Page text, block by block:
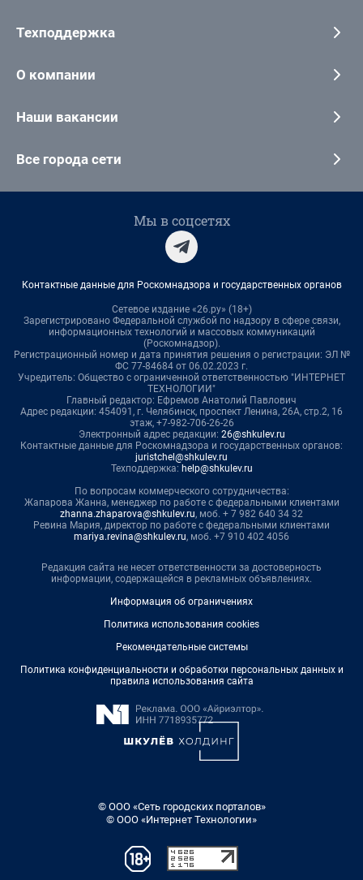
Техподдержка
О компании
Наши вакансии
Все города сети
Мы в соцсетях
Контактные данные для Роскомнадзора и государственных органов
Сетевое издание «26.ру» (18+)
Зарегистрировано Федеральной службой по надзору в сфере связи,
информационных технологий и массовых коммуникаций
(Роскомнадзор).
Регистрационный номер и дата принятия решения о регистрации: ЭЛ №
ФС 77-84684 от 06.02.2023 г.
Учредитель: Общество с ограниченной ответственностью "ИНТЕРНЕТ
ТЕХНОЛОГИИ"
Главный редактор: Ефремов Анатолий Павлович
Адрес редакции: 454091, г. Челябинск, проспект Ленина, 26А, стр.2, 16
этаж, +7-982-706-26-26
Электронный адрес редакции: 26@shkulev.ru
Контактные данные для Роскомнадзора и государственных органов:
juristchel@shkulev.ru
Техподдержка: help@shkulev.ru
По вопросам коммерческого сотрудничества:
Жапарова Жанна, менеджер по работе с федеральными клиентами
zhanna.zhaparova@shkulev.ru, моб. + 7 982 640 34 32
Ревина Мария, директор по работе с федеральными клиентами
mariya.revina@shkulev.ru, моб. +7 910 402 4056
Редакция сайта не несет ответственности за достоверность
информации, содержащейся в рекламных объявлениях.
Информация об ограничениях
Политика использования cookies
Рекомендательные системы
Политика конфиденциальности и обработки персональных данных и
правила использования сайта
© ООО «Сеть городских порталов»
© ООО «Интернет Технологии»